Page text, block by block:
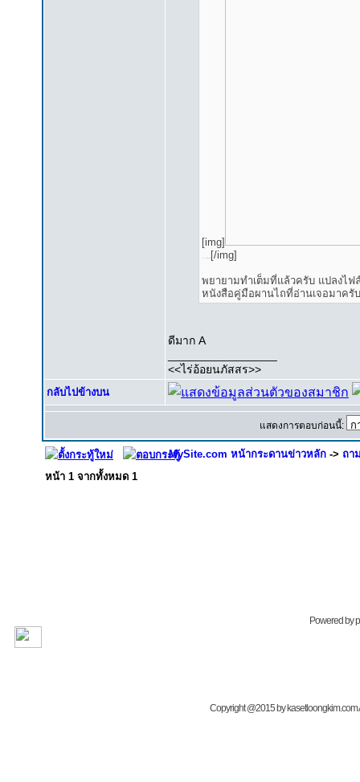
[img]
[/img]
พยายามทำเต็มที่แล้วครับ แปลงไฟ
หนังสือคู่มือผานไถที่อ่านเจอมาครับ
ดีมาก A
<<ไร่อ้อยนภัสสร>>
กลับไปข้างบน
แสดงการตอบก่อนนี้:
MySite.com หน้ากระดานข่าวหลัก -> ถา
หน้า 1 จากทั้งหมด 1
Powered by
Copyright @2015 by kasetloongkim.com